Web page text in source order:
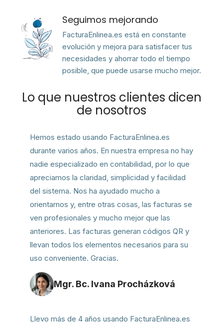
Seguimos mejorando
FacturaEnlinea.es está en constante
evolución y mejora para satisfacer tus
necesidades y ahorrar todo el tiempo
posible, que puede usarse mucho mejor.
Lo que nuestros clientes dicen
de nosotros
Hemos estado usando FacturaEnlinea.es
durante varios años. En nuestra empresa no hay
nadie especializado en contabilidad, por lo que
apreciamos la claridad, simplicidad y facilidad
del sistema. Nos ha ayudado mucho a
orientarnos y, entre otras cosas, las facturas se
ven profesionales y mucho mejor que las
anteriores. Las facturas generan códigos QR y
llevan todos los elementos necesarios para su
uso conveniente. Gracias.
Mgr. Bc. Ivana Procházková
Llevo más de 4 años usando FacturaEnlinea.es